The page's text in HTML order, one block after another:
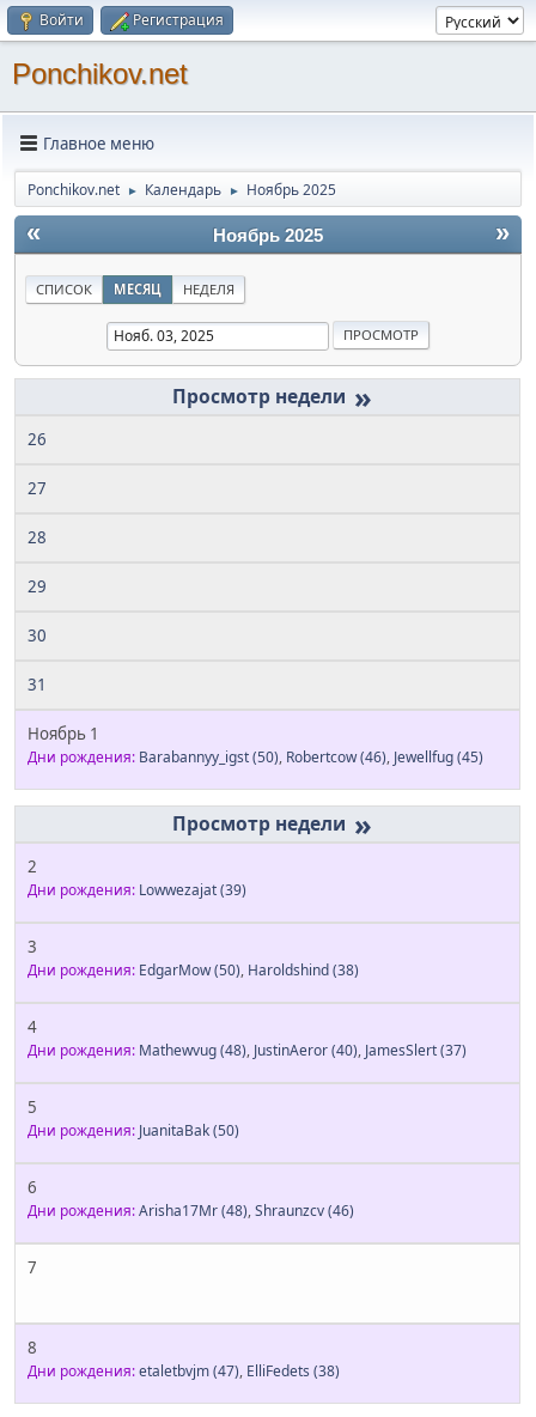
Войти Регистрация
Ponchikov.net
Главное меню
Ponchikov.net ► Календарь ► Ноябрь 2025
« »
Ноябрь 2025
СПИСОК МЕСЯЦ НЕДЕЛЯ
»
26
27
28
29
30
31
Ноябрь 1
Дни рождения: Barabannyy_igst(50), Robertcow(46), Jewellfug(45)
»
2
Дни рождения: Lowwezajat(39)
3
Дни рождения: EdgarMow(50), Haroldshind(38)
4
Дни рождения: Mathewvug(48), JustinAeror(40), JamesSlert(37)
5
Дни рождения: JuanitaBak(50)
6
Дни рождения:Arisha17Mr(48),Shraunzcv(46)
7
8
Дни рождения:etaletbvjm(47), ElliFedets (38)